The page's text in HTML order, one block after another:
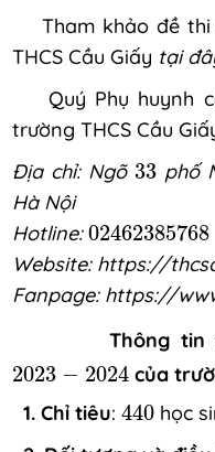
Tham khảo đề thi
THCS Cầu Giấy tại
Quý Phụ huynh
trường THCS Cầu
Địa chỉ: Ngõ 33
33phố
Hà Nội
Hotline:02462385768
02462385768
Website: https://
Fanpage: https://
Thông tin
2023 − 2024
2023 2024 của
1. Chỉ tiêu: 440
440học